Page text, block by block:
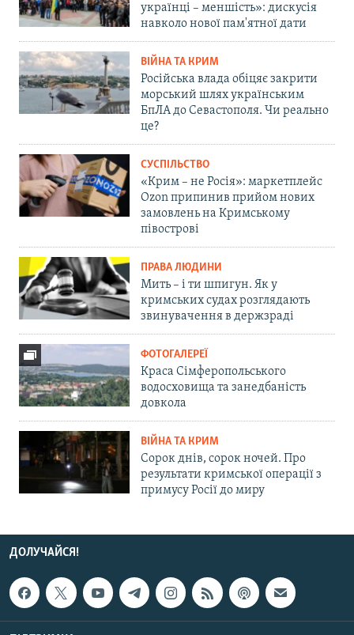
українці – меншість»: дискусія
навколо нової пам'ятної дати
ВІЙНА ТА КРИМ
Російська влада обіцяє закрити
морський шлях українським
БпЛА до Севастополя. Чи реально
це?
СУСПІЛЬСТВО
«Крим – не Росія»: маркетплейс
Ozon припинив прийом нових
замовлень на Кримському
півострові
ПРАВА ЛЮДИНИ
Мить – і ти шпигун. Як у
кримських судах розглядають
звинувачення в держзраді
ФОТОГАЛЕРЕЇ
Краса Сімферопольського
водосховища та занедбаність
довкола
ВІЙНА ТА КРИМ
Сорок днів, сорок ночей. Про
результати кримської операції з
примусу Росії до миру
ДОЛУЧАЙСЯ!